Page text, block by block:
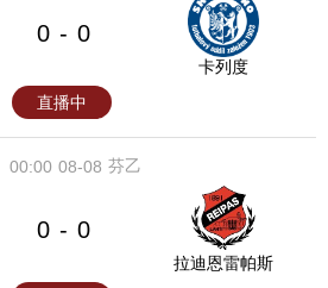
0 - 0
卡列度
直播中
08-08
00:00 芬乙
0 - 0
拉迪恩雷帕斯